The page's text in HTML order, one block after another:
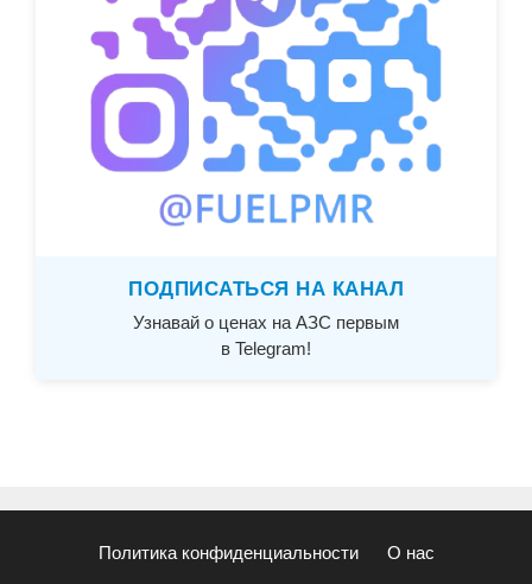
ПОДПИСАТЬСЯ НА КАНАЛ
Узнавай о ценах на АЗС первым
в Telegram!
Политика конфиденциальности О нас